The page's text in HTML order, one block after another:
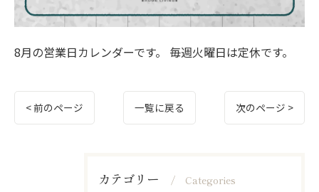
8月の営業日カレンダーです。 毎週火曜日は定休です。
< 前のページ 一覧に戻る 次のページ >
カテゴリー Categories